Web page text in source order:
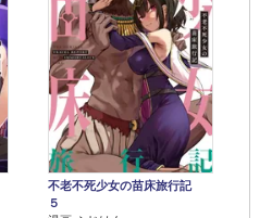
不老不死少女の苗床旅行記
５